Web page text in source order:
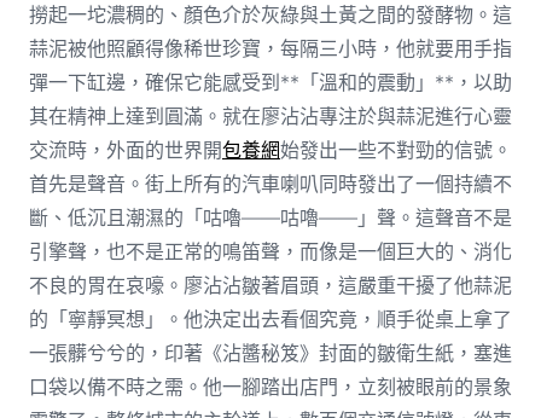
撈起一坨濃稠的、顏色介於灰綠與土黃之間的發酵物。這
蒜泥被他照顧得像稀世珍寶，每隔三小時，他就要用手指
彈一下缸邊，確保它能感受到**「溫和的震動」**，以助
其在精神上達到圓滿。就在廖沾沾專注於與蒜泥進行心靈
交流時，外面的世界開包養網始發出一些不對勁的信號。
首先是聲音。街上所有的汽車喇叭同時發出了一個持續不
斷、低沉且潮濕的「咕嚕——咕嚕——」聲。這聲音不是
引擎聲，也不是正常的鳴笛聲，而像是一個巨大的、消化
不良的胃在哀嚎。廖沾沾皺著眉頭，這嚴重干擾了他蒜泥
的「寧靜冥想」。他決定出去看個究竟，順手從桌上拿了
一張髒兮兮的，印著《沾醬秘笈》封面的皺衛生紙，塞進
口袋以備不時之需。他一腳踏出店門，立刻被眼前的景象